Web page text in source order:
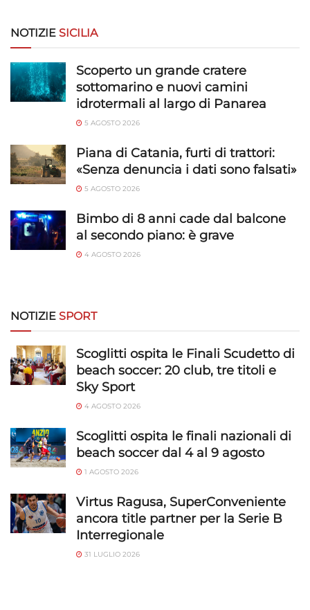
NOTIZIE SICILIA
Scoperto un grande cratere
sottomarino e nuovi camini
idrotermali al largo di Panarea
5 AGOSTO 2026
Piana di Catania, furti di trattori:
«Senza denuncia i dati sono falsati»
5 AGOSTO 2026
Bimbo di 8 anni cade dal balcone
al secondo piano: è grave
4 AGOSTO 2026
NOTIZIE SPORT
Scoglitti ospita le Finali Scudetto di
beach soccer: 20 club, tre titoli e
Sky Sport
4 AGOSTO 2026
Scoglitti ospita le finali nazionali di
beach soccer dal 4 al 9 agosto
1 AGOSTO 2026
Virtus Ragusa, SuperConveniente
ancora title partner per la Serie B
Interregionale
31 LUGLIO 2026